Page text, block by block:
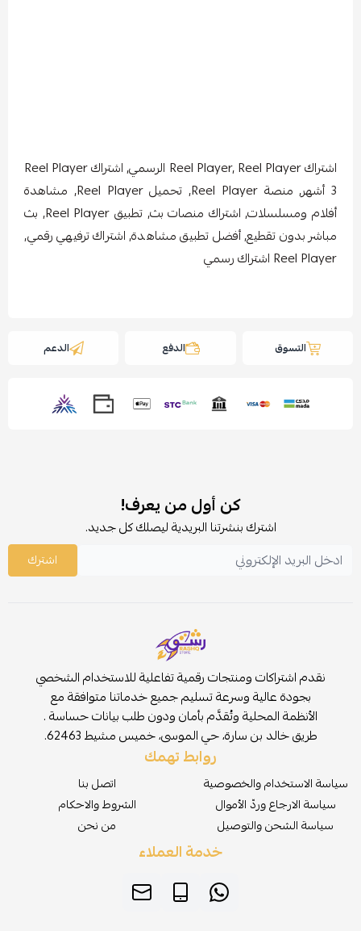
اشتراك Reel Player, Reel Player الرسمي, اشتراك Reel Player
3 أشهر, منصة Reel Player, تحميل Reel Player, مشاهدة
أفلام ومسلسلات, اشتراك منصات بث, تطبيق Reel Player, بث
مباشر بدون تقطيع, أفضل تطبيق مشاهدة, اشتراك ترفيهي رقمي,
Reel Player اشتراك رسمي
التسوق الدفع الدعم
كن أول من يعرف!
اشترك بنشرتنا البريدية ليصلك كل جديد.
اشترك
نقدم اشتراكات ومنتجات رقمية تفاعلية للاستخدام الشخصي
بجودة عالية وسرعة تسليم جميع خدماتنا متوافقة مع
الأنظمة المحلية وتُقدَّم بأمان ودون طلب بيانات حساسة .
طريق خالد بن سارة، حي الموسى، خميس مشيط 62463.
روابط تهمك
سياسة الاستخدام والخصوصية
سياسة الارجاع وردّ الأموال
سياسة الشحن والتوصيل
اتصل بنا
الشروط والاحكام
من نحن
خدمة العملاء